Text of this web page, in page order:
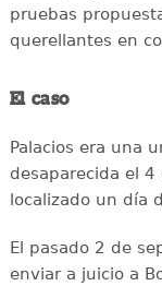
pruebas
querellantes en
El caso
Palacios era una
desaparecida el
localizado un día
El pasado 2 de
enviar a juicio a